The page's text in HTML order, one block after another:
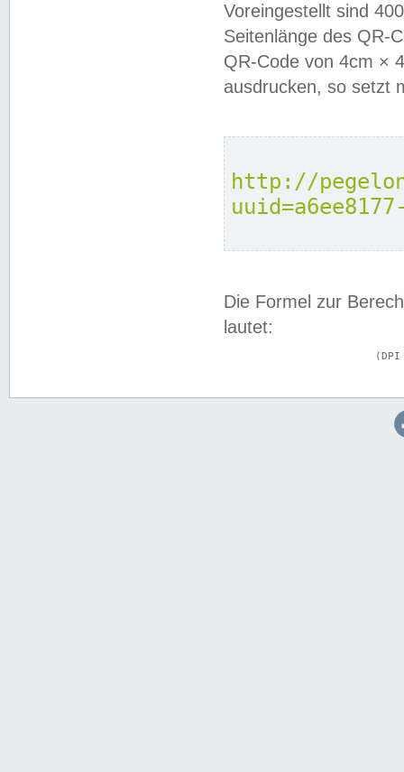
Voreingestellt sind
Seitenlänge des QR-
QR-Code von 4cm ×
ausdrucken, so setzt
http://
Die Formel zur
lautet: